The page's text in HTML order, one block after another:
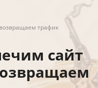
трафик
сайт